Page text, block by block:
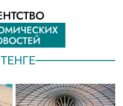
ТЕНГЕ